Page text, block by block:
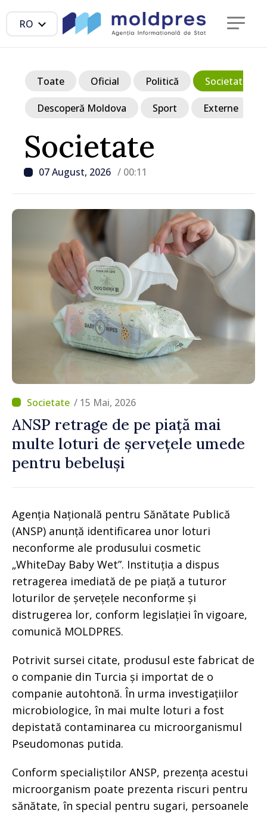
RO
Societate
07 August, 2026 / 00:11
Toate Oficial Politică Societate
Descoperă Moldova Sport Externe
/ 15 Mai, 2026
ANSP retrage de pe piață mai
multe loturi de șervețele umede
pentru bebeluși
Agenția Națională pentru Sănătate Publică
(ANSP) anunță identificarea unor loturi
neconforme ale produsului cosmetic
„WhiteDay Baby Wet”. Instituția a dispus
retragerea imediată de pe piață a tuturor
loturilor de șervețele neconforme și
distrugerea lor, conform legislației în vigoare,
comunică MOLDPRES.
Potrivit sursei citate, produsul este fabricat de
o companie din Turcia și importat de o
companie autohtonă. În urma investigațiilor
microbiologice, în mai multe loturi a fost
depistată contaminarea cu microorganismul
Pseudomonas putida.
Conform specialiștilor ANSP, prezența acestui
microorganism poate prezenta riscuri pentru
sănătate, în special pentru sugari, persoanele